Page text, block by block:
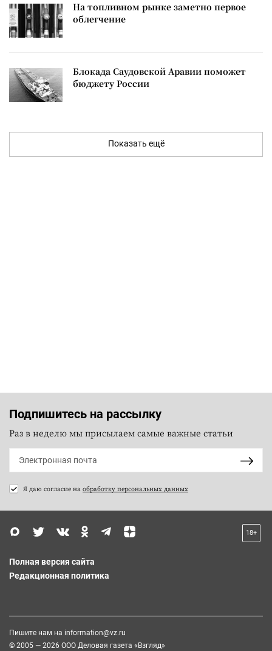
На топливном рынке заметно первое
облегчение
Блокада Саудовской Аравии поможет
бюджету России
Показать ещё
Подпишитесь на рассылку
Раз в неделю мы присылаем самые важные статьи
Я даю согласие на обработку персональных данных
18+
Полная версия сайта
Редакционная политика
Пишите нам на information@vz.ru
© 2005 — 2026 ООО Деловая газета «Взгляд»